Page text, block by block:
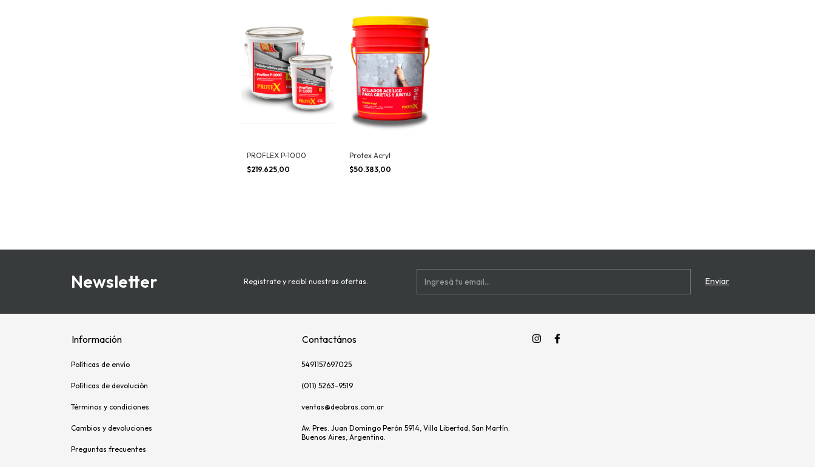
PROFLEX P-1000
$219.625,00
Protex Acryl
$50.383,00
Newsletter Registrate y recibí nuestras ofertas.
Información
Políticas de envío
Políticas de devolución
Términos y condiciones
Cambios y devoluciones
Preguntas frecuentes
Contactános
5491157697025
(011) 5263-9519
ventas@deobras.com.ar
Av. Pres. Juan Domingo Perón 5914, Villa Libertad, San Martín.
Buenos Aires, Argentina.